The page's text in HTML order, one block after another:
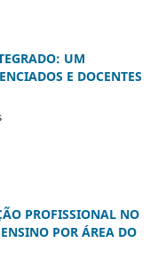
UM
E DOCENTES
PROFISSIONAL NO
POR ÁREA DO